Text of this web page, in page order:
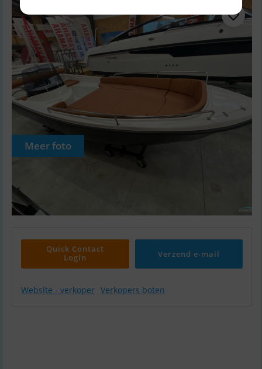
Meer foto
Quick Contact
Login
Verzend e-mail
Website - verkoper Verkopers boten